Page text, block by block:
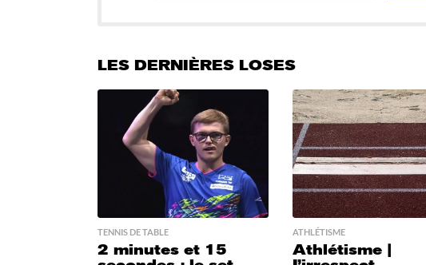
LES DERNIÈRES LOSES
TENNIS DE TABLE
2 minutes et 15
ATHLÉTISME
Athlétisme |